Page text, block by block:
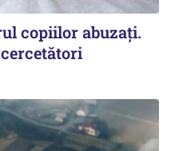
copiilor abuzați.